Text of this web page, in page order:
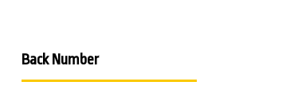
Back Number